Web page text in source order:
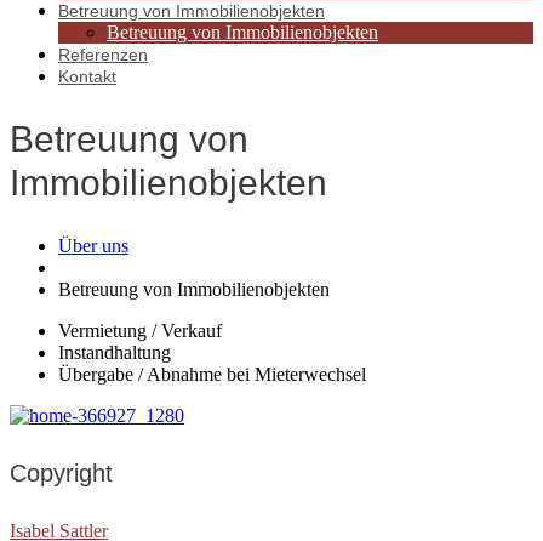
Betreuung von Immobilienobjekten
Betreuung von Immobilienobjekten
Referenzen
Kontakt
Betreuung von
Immobilienobjekten
Über uns
Betreuung von Immobilienobjekten
Vermietung / Verkauf
Instandhaltung
Übergabe / Abnahme bei Mieterwechsel
Copyright
Isabel Sattler